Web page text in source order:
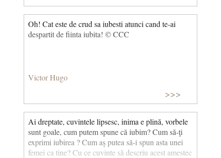
Oh! Cat este de crud sa iubesti atunci cand te-ai
despartit de fiinta iubita! © CCC
Victor Hugo
>>>
Ai dreptate, cuvintele lipsesc, inima e plină, vorbele
sunt goale, cum putem spune că iubim? Cum să-ţi
exprimi iubirea ? Cum aş putea să-i spun asta unei
femei ca tine? Cu ce cuvinte să descriu acest amestec